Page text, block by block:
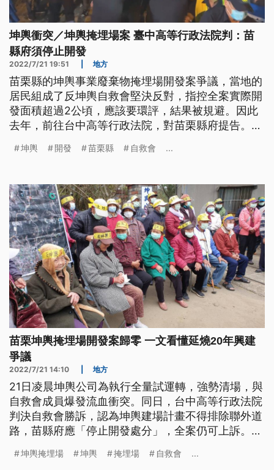
坤輿衝突／坤輿掩埋場案 臺中高等行政法院判：苗
縣府須停止開發
2022/7/21 19:51 地方
苗栗縣的坤輿事業廢棄物掩埋場開發案爭議，當地的
居民組成了反坤輿自救會堅決反對，指控全案實際開
發面積超過2公頃，應該要環評，結果被規避。因此
去年，前往台中高等行政法院，對苗栗縣府提告。合
水泥建物，以及地磅站土地，加總之後的確超過2公
此縣府表示尊重，將停止坤輿試運轉。
坤輿 開發 苗栗縣 自救會 ...
苗栗坤輿掩埋場開發案歸零 一文看懂延燒20年興建
爭議
2022/7/21 14:10 地方
21日凌晨坤輿公司為執行全量試運轉，強勢清場，與
自救會成員爆發流血衝突。同日，台中高等行政法院
判決自救會勝訴，認為坤輿建場計畫不得排除聯外道
路，苗縣府應「停止開發處分」，全案仍可上訴。若
許可自動失效，開發案形同歸零。
坤輿掩埋場 坤輿 掩埋場 自救會 ...